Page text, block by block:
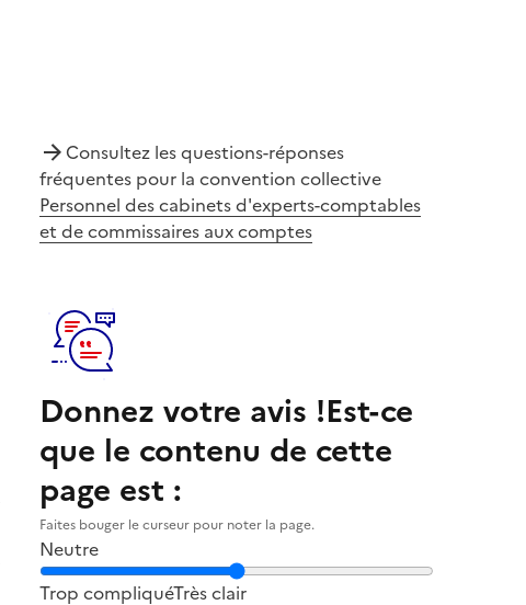
Consultez les questions-réponses
fréquentes pour la convention collective
Personnel des cabinets d'experts-comptables
et de commissaires aux comptes
Donnez votre avis !Est-ce
que le contenu de cette
page est :
Faites bouger le curseur pour noter la page.
Neutre
Notez la clarté du contenu de cette page
Trop compliquéTrès clair